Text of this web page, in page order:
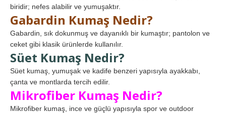
biridir; nefes alabilir ve yumuşaktır.
Gabardin Kumaş Nedir?
Gabardin, sık dokunmuş ve dayanıklı bir kumaştır; pantolon ve
ceket gibi klasik ürünlerde kullanılır.
Süet Kumaş Nedir?
Süet kumaş, yumuşak ve kadife benzeri yapısıyla ayakkabı,
çanta ve montlarda tercih edilir.
Mikrofiber Kumaş Nedir?
Mikrofiber kumaş, ince ve güçlü yapısıyla spor ve outdoor